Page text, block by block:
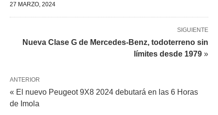
27 MARZO, 2024
SIGUIENTE
Nueva Clase G de Mercedes-Benz, todoterreno sin
límites desde 1979 »
ANTERIOR
« El nuevo Peugeot 9X8 2024 debutará en las 6 Horas
de Imola